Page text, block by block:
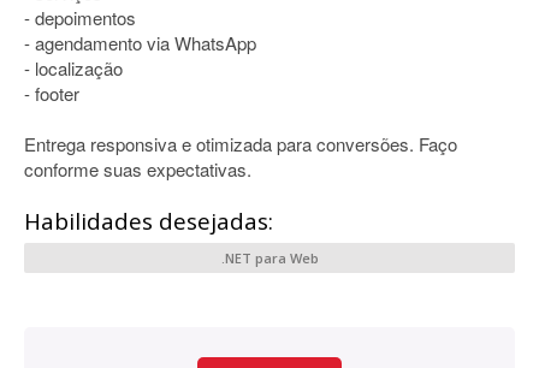
- depoimentos
- agendamento via WhatsApp
- localização
- footer
Entrega responsiva e otimizada para conversões. Faço
conforme suas expectativas.
Habilidades desejadas:
.NET para Web